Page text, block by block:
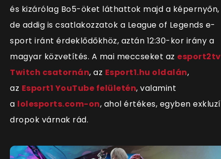
és kizárólag Bo5-öket láthattok majd a képernyőn,
de addig is csatlakozzatok a League of Legends e-
sport iránt érdeklődőkhöz, aztán 12:30-kor irány a
magyar közvetítés. A mai meccseket az esport2tv
Twitch csatornán, az Esport1.hu oldalán,
az Esport1 YouTube felületén, valamint
a lolesports.com-on, ahol értékes, egyben
dropok várnak rád.